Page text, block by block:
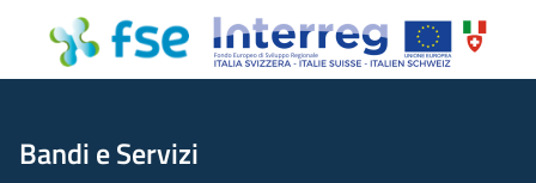
Bandi e Servizi